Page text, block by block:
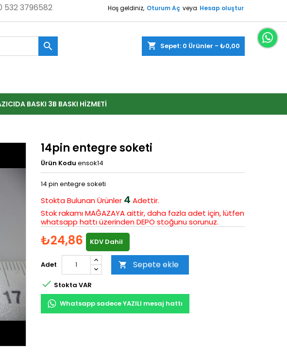
532 3796582 Hoş geldiniz, Oturum Aç veya Hesap oluştur
shopping_cart Sepet: 0 Ürünler - ₺0,00

BASKI 3B BASKI HIZMETI
14pin entegre soketi
Ürün Kodu ensok14
14 pin entegre soketi
Stokta BulunanÜrünler 4 Adettir.
Stok rakamı MAĞAZAYA aittir, daha fazla adet için, lütfen
whatsapp hattı üzerinden DEPO stoğunu sorunuz.
₺24,86 KDV Dahil
Adet  Sepete ekle
 Stokta VAR
Whatsapp sadece YAZILI mesaj hattı